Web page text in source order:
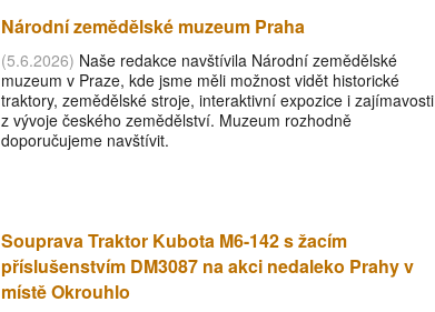
Národní zemědělské muzeum Praha
(5.6.2026) Naše redakce navštívila Národní zemědělské
muzeum v Praze, kde jsme měli možnost vidět historické
traktory, zemědělské stroje, interaktivní expozice i zajímavosti
z vývoje českého zemědělství. Muzeum rozhodně
doporučujeme navštívit.
Souprava Traktor Kubota M6-142 s žacím
příslušenstvím DM3087 na akci nedaleko Prahy v
místě Okrouhlo